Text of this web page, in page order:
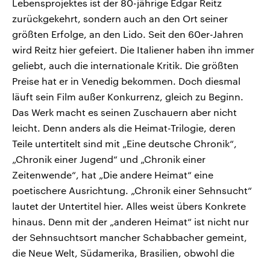
Lebensprojektes ist der 80-jährige Edgar Reitz
zurückgekehrt, sondern auch an den Ort seiner
größten Erfolge, an den Lido. Seit den 60er-Jahren
wird Reitz hier gefeiert. Die Italiener haben ihn immer
geliebt, auch die internationale Kritik. Die größten
Preise hat er in Venedig bekommen. Doch diesmal
läuft sein Film außer Konkurrenz, gleich zu Beginn.
Das Werk macht es seinen Zuschauern aber nicht
leicht. Denn anders als die Heimat-Trilogie, deren
Teile untertitelt sind mit „Eine deutsche Chronik“,
„Chronik einer Jugend“ und „Chronik einer
Zeitenwende“, hat „Die andere Heimat“ eine
poetischere Ausrichtung. „Chronik einer Sehnsucht“
lautet der Untertitel hier. Alles weist übers Konkrete
hinaus. Denn mit der „anderen Heimat“ ist nicht nur
der Sehnsuchtsort mancher Schabbacher gemeint,
die Neue Welt, Südamerika, Brasilien, obwohl die